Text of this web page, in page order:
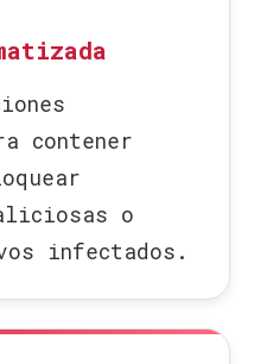
contener
o
infectados.